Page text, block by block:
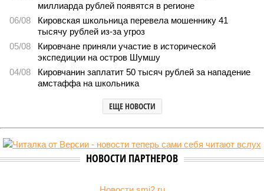
Килограмм свиного шашлыка в Кировской области
превысил 1,6 тысяч рублей
рублей (фото: magnific.com/freepik)
Жители региона готовятся к шашлычному сезону. Но перед тем
как отправиться за мясом, важно оценить цены и выбрать
оптимальный вариант.
лидером по популярности среди